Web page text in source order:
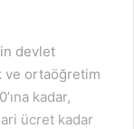
devlet
ve ortaöğretim
kadar,
ücret kadar